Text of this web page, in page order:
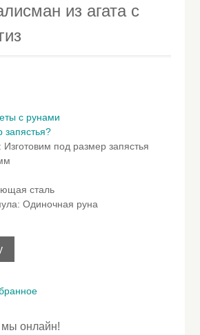
из агата с
с рунами
запястья?
: Изготовим под размер запястья
сталь
: Одиночная руна
онлайн!